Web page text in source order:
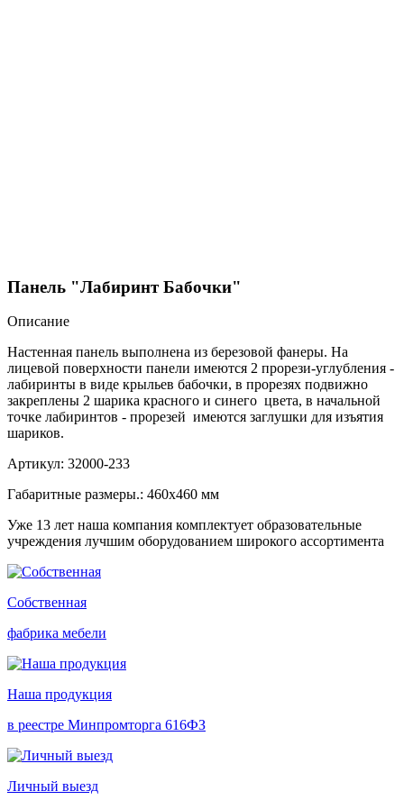
Панель "Лабиринт Бабочки"
Описание
Настенная панель выполнена из березовой фанеры. На
лицевой поверхности панели имеются 2 прорези-углубления -
лабиринты в виде крыльев бабочки, в прорезях подвижно
закреплены 2 шарика красного и синего цвета, в начальной
точке лабиринтов - прорезей имеются заглушки для изъятия
шариков.
Артикул: 32000-233
Габаритные размеры.: 460х460 мм
Уже 13 лет наша компания комплектует образовательные
учреждения лучшим оборудованием широкого ассортимента
Собственная
фабрика мебели
Наша продукция
в реестре Минпромторга 616ФЗ
Личный выезд